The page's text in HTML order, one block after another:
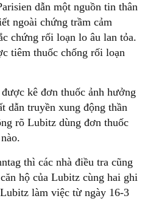
dẫn một nguồn tin thân
ngoài chứng trầm cảm
chứng rối loạn lo âu lan tỏa.
tiêm thuốc chống rối loạn
kê đơn thuốc ảnh hưởng
dẫn truyền xung động thần
rõ Lubitz dùng đơn thuốc
thì các nhà điều tra cũng
hộ của Lubitz cùng hai ghi
làm việc từ ngày 16-3